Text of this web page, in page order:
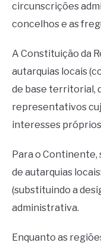
circunscrições
concelhos e as
A Constituição da
autarquias locais
de base territorial,
representativos
interesses
Para o
de autarquias
(substituindo a
administrativa.
Enquanto as